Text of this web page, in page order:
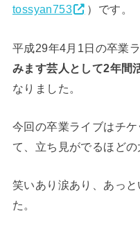
tossyan753
）です。
平成29年4月1日の卒業
みます芸人として2年間
なりました。
今回の卒業ライブはチ
て、立ち見がでるほどの
笑いあり涙あり、あっ
た。